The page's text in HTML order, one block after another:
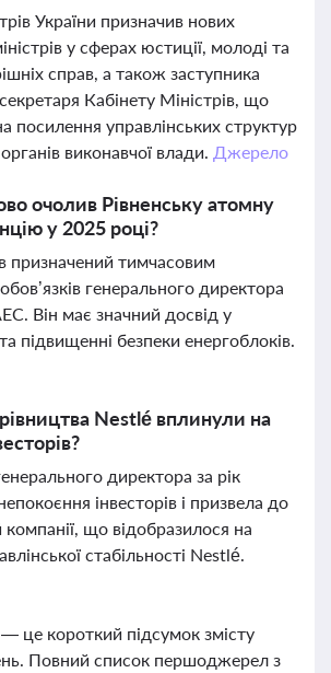
України призначив нових
у сферах юстиції, молоді та
справ, а також заступника
Кабінету Міністрів, що
посилення управлінських структур
виконавчої влади. Джерело
очолив Рівненську атомну
у 2025 році?
призначений тимчасовим
генерального директора
Він має значний досвід у
підвищенні безпеки енергоблоків.
Nestlé вплинули на
директора за рік
інвесторів і призвела до
компанії, що відобразилося на
стабільності Nestlé.
це короткий підсумок змісту
Повний список першоджерел з